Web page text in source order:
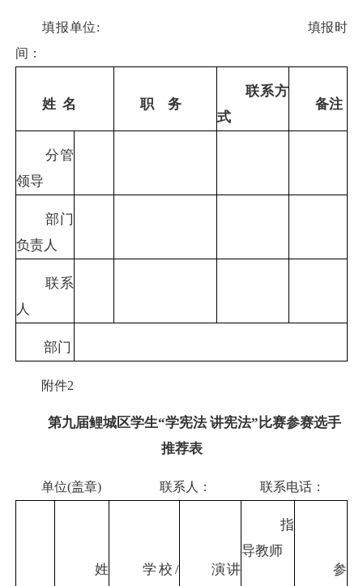
填报单位: 填报时
间：
姓 名 职 务
联系方
式
备注
分管
领导
部门
负责人
联系
人
部门
附件2
第九届鲤城区学生“学宪法 讲宪法”比赛参赛选手
推荐表
单位(盖章) 联系人： 联系电话：
姓
学校/ 演讲
指
导教师
参